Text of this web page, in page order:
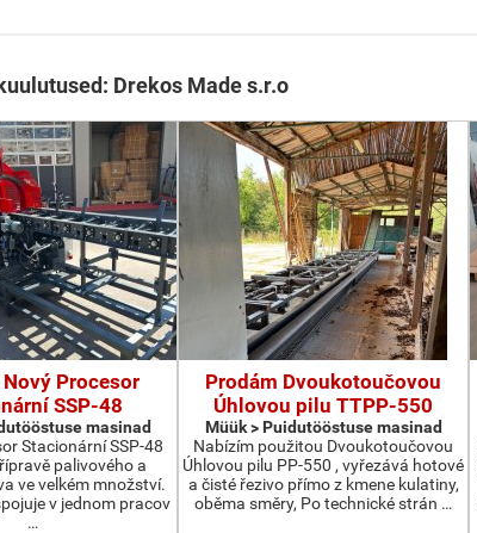
Drekos Made s.r.o
Procesor
SSP-48
masinad
Stacionární SSP-48
palivového a
ve velkém množství.
v jednom pracov
…
Prodám Dvoukotoučovou
Úhlovou pilu TTPP-550
Müük > Puidutööstuse masinad
Nabízím použitou Dvoukotoučovou
Úhlovou pilu PP-550 , vyřezává hotové
a čisté řezivo přímo z kmene kulatiny,
oběma směry, Po technické strán …